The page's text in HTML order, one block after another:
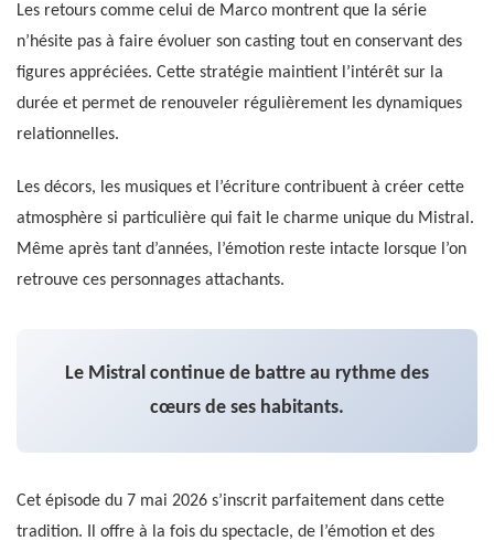
Les retours comme celui de Marco montrent que la série
n’hésite pas à faire évoluer son casting tout en conservant des
figures appréciées. Cette stratégie maintient l’intérêt sur la
durée et permet de renouveler régulièrement les dynamiques
relationnelles.
Les décors, les musiques et l’écriture contribuent à créer cette
atmosphère si particulière qui fait le charme unique du Mistral.
Même après tant d’années, l’émotion reste intacte lorsque l’on
retrouve ces personnages attachants.
Le Mistral continue de battre au rythme des
cœurs de ses habitants.
Cet épisode du 7 mai 2026 s’inscrit parfaitement dans cette
tradition. Il offre à la fois du spectacle, de l’émotion et des